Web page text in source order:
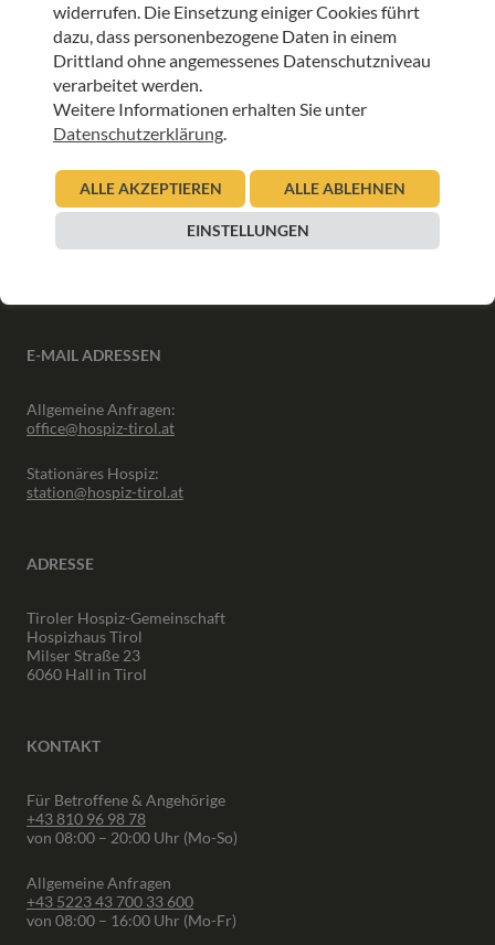
INFORMATIONEN
Downloads
Interner Bereich
Partner
E-MAIL ADRESSEN
Allgemeine Anfragen:
office@hospiz-tirol.at
Stationäres Hospiz:
station@hospiz-tirol.at
ADRESSE
Tiroler Hospiz-Gemeinschaft
Hospizhaus Tirol
Milser Straße 23
6060 Hall in Tirol
KONTAKT
Für Betroffene & Angehörige
+43 810 96 98 78
von 08:00 – 20:00 Uhr (Mo-So)
Allgemeine Anfragen
+43 5223 43 700 33 600
von 08:00 – 16:00 Uhr (Mo-Fr)
widerrufen. Die Einsetzung einiger Cookies führt
dazu, dass personenbezogene Daten in einem
Drittland ohne angemessenes Datenschutzniveau
verarbeitet werden.
Weitere Informationen erhalten Sie unter
Datenschutzerklärung.
ALLE AKZEPTIEREN ALLE ABLEHNEN
EINSTELLUNGEN